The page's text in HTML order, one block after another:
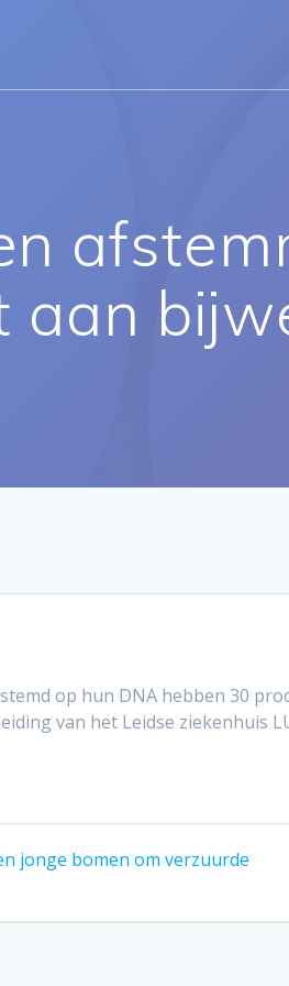
aan
op hun DNA hebben 30
van het Leidse ziekenhuis
jonge bomen om verzuurde